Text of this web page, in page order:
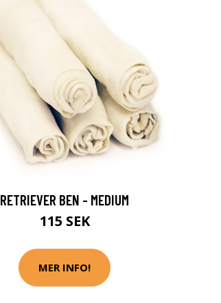
RETRIEVER BEN - MEDIUM
115 SEK
MER INFO!